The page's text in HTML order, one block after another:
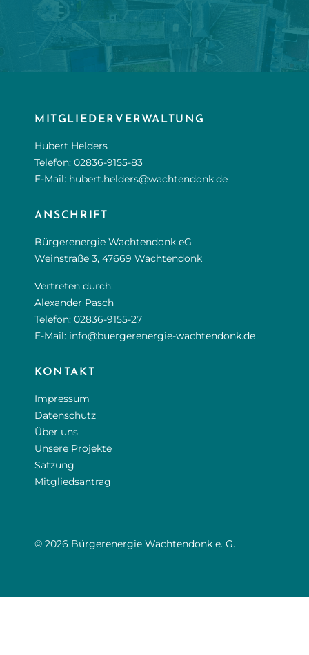
MITGLIEDERVERWALTUNG
Hubert Helders
Telefon: 02836-9155-83
E-Mail: hubert.helders@wachtendonk.de
ANSCHRIFT
Bürgerenergie Wachtendonk eG
Weinstraße 3, 47669 Wachtendonk
Vertreten durch:
Alexander Pasch
Telefon: 02836-9155-27
E-Mail: info@buergerenergie-wachtendonk.de
KONTAKT
Impressum
Datenschutz
Über uns
Unsere Projekte
Satzung
Mitgliedsantrag
© 2026 Bürgerenergie Wachtendonk e. G.